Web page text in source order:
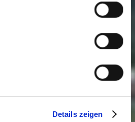
Details zeigen